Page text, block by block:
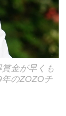
金が早くも
のZOZOチ